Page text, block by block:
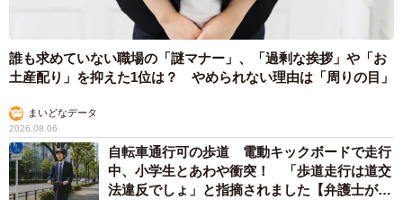
誰も求めていない職場の「謎マナー」、「過剰な挨拶」や「お
土産配り」を抑えた1位は？ やめられない理由は「周りの目」
まいどなデータ
2026.08.06
法違反でしょ」と指摘されました【弁護士が解
説】長澤 芳子
2026.08.06